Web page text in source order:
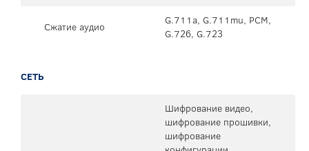
Сжатие аудио
G.711a, G.711mu, PCM,
G.726, G.723
СЕТЬ
Шифрование видео,
шифрование прошивки,
шифрование